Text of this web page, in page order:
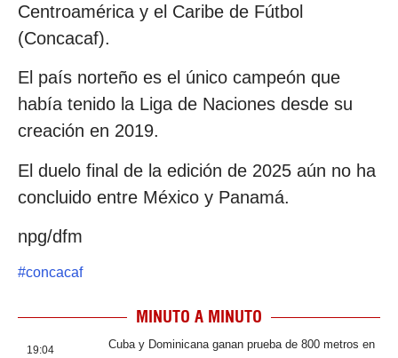
Centroamérica y el Caribe de Fútbol
(Concacaf).
El país norteño es el único campeón que
había tenido la Liga de Naciones desde su
creación en 2019.
El duelo final de la edición de 2025 aún no ha
concluido entre México y Panamá.
npg/dfm
#concacaf
MINUTO A MINUTO
19:04
Cuba y Dominicana ganan prueba de 800 metros en